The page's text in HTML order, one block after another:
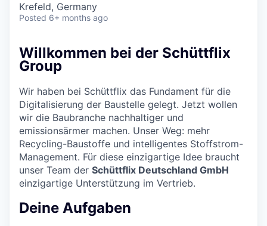
Krefeld, Germany
Posted 6+ months ago
Willkommen bei der Schüttflix
Group
Wir haben bei Schüttflix das Fundament für die
Digitalisierung der Baustelle gelegt. Jetzt wollen
wir die Baubranche nachhaltiger und
emissionsärmer machen. Unser Weg: mehr
Recycling-Baustoffe und intelligentes Stoffstrom-
Management. Für diese einzigartige Idee braucht
unser Team der Schüttflix Deutschland GmbH
einzigartige Unterstützung im Vertrieb.
Deine Aufgaben